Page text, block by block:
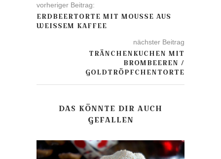
vorheriger Beitrag:
ERDBEERTORTE MIT MOUSSE AUS
WEISSEM KAFFEE
nächster Beitrag
TRÄNCHENKUCHEN MIT
BROMBEEREN /
GOLDTRÖPFCHENTORTE
DAS KÖNNTE DIR AUCH
GEFALLEN